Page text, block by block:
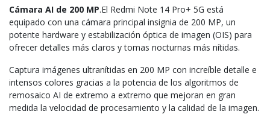
Cámara AI de 200 MP.El Redmi Note 14 Pro+ 5G está
equipado con una cámara principal insignia de 200 MP, un
potente hardware y estabilización óptica de imagen (OIS) para
ofrecer detalles más claros y tomas nocturnas más nítidas.
Captura imágenes ultranítidas en 200 MP con increíble detalle e
intensos colores gracias a la potencia de los algoritmos de
remosaico AI de extremo a extremo que mejoran en gran
medida la velocidad de procesamiento y la calidad de la imagen.